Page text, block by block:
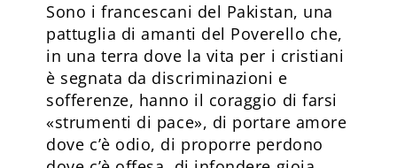
Sono i francescani del Pakistan, una
pattuglia di amanti del Poverello che,
in una terra dove la vita per i cristiani
è segnata da discriminazioni e
sofferenze, hanno il coraggio di farsi
«strumenti di pace», di portare amore
dove c’è odio, di proporre perdono